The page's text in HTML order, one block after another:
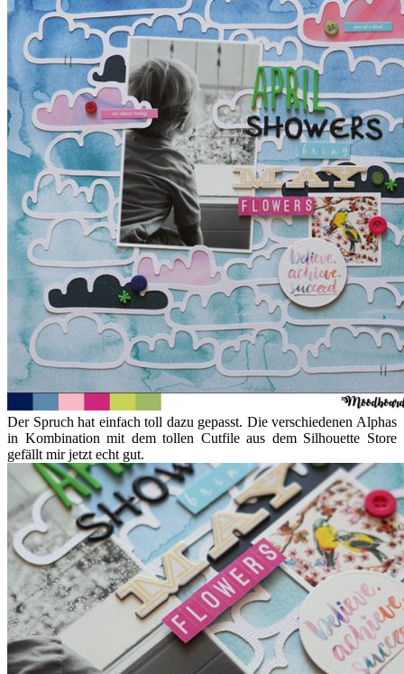
Der Spruch hat einfach toll dazu gepasst. Die verschiedenen Alphas
in Kombination mit dem tollen Cutfile aus dem Silhouette Store
gefällt mir jetzt echt gut.